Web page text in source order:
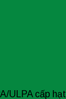
ULPA cấp hạt